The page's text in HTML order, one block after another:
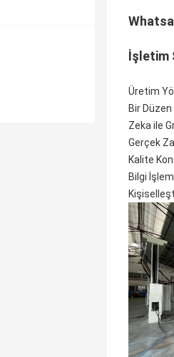
İşletim
Üretim
Bir
Zeka ile
Gerçek
Kalite
Bilgi